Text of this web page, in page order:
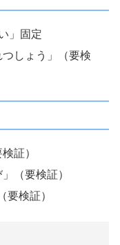
」固定
しょう」（要検
証）
（要検証）
要検証）